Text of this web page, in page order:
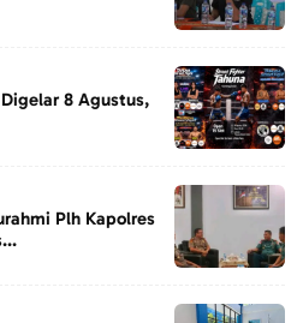
8 Agustus,
Plh Kapolres